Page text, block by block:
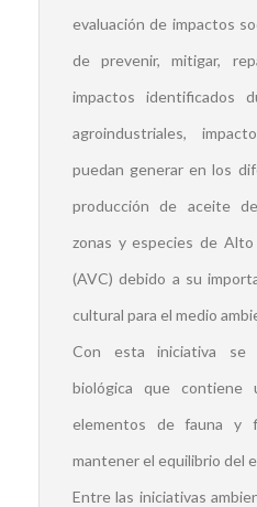
evaluación de impactos
de prevenir, mitigar,
impactos identificados
agroindustriales,
puedan generar en los
producción de aceite
zonas y especies de
(AVC) debido a su
cultural para el medio
Con esta iniciativa se
biológica que contiene
elementos de fauna y
mantener el equilibrio del
Entre las iniciativas